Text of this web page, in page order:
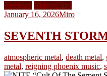
Reviews Video Clips
January 16, 2026Miro
SEVENTH
atmospheric metal, death metal,
metal, reigning phoenix music,